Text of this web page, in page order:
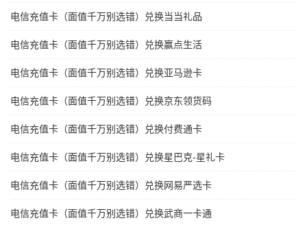
电信充值卡（面值千万别选错）兑换当当礼品
电信充值卡（面值千万别选错）兑换赢点生活
电信充值卡（面值千万别选错）兑换亚马逊卡
电信充值卡（面值千万别选错）兑换京东领货码
电信充值卡（面值千万别选错）兑换付费通卡
电信充值卡（面值千万别选错）兑换星巴克-星礼卡
电信充值卡（面值千万别选错）兑换网易严选卡
电信充值卡（面值千万别选错）兑换武商一卡通